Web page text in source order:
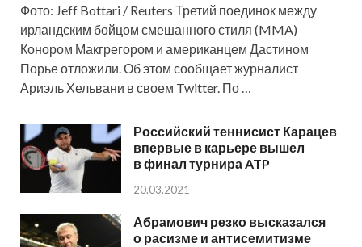
Фото: Jeff Bottari / Reuters Третий поединок между
ирландским бойцом смешанного стиля (MMA)
Конором Макгрегором и американцем Дастином
Порье отложили. Об этом сообщает журналист
Ариэль Хельвани в своем Twitter. По …
Российский теннисист Карацев
впервые в карьере вышел
в финал турнира ATP
20.03.2021
Абрамович резко высказался
о расизме и антисемитизме